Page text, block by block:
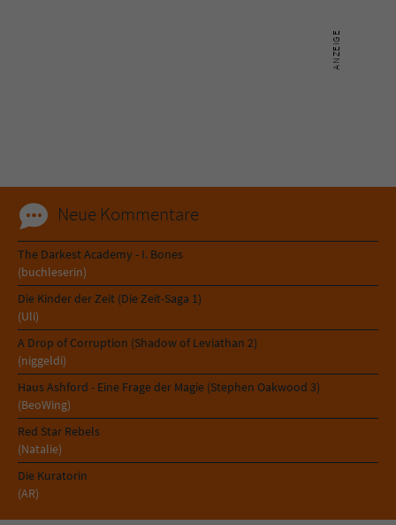
Neue Kommentare
The Darkest Academy - I. Bones
(buchleserin)
Die Kinder der Zeit (Die Zeit-Saga 1)
(Uli)
A Drop of Corruption (Shadow of Leviathan 2)
(niggeldi)
Haus Ashford - Eine Frage der Magie (Stephen Oakwood 3)
(BeoWing)
Red Star Rebels
(Natalie)
Die Kuratorin
(AR)
Name fe_typo_user
Anbieter Literatur-Couch Medien GmbH & Co. KG
Laufzeit Session
Zweck
Dieses Cookie gewährleistet die
Benutzer. Es wird benötigt um z. B. den
überprüfen.